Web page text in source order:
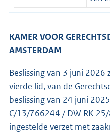
KAMER VOOR
AMSTERDAM
Beslissing van 3 juni
vierde lid, van de
beslissing van 24 juni
C/13/766244 / DW RK
ingestelde verzet met